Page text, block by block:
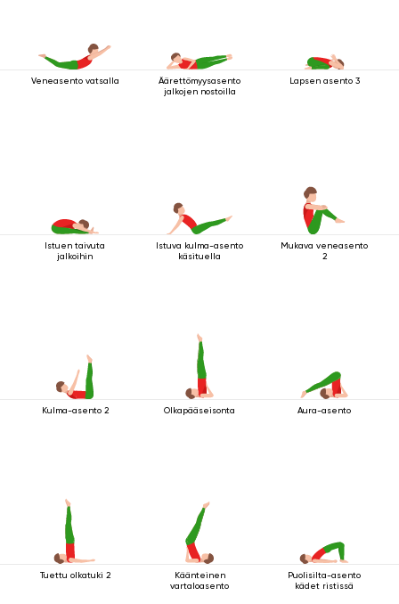
Veneasento vatsalla
Äärettömyysasento
jalkojen nostoilla
Lapsen asento 3
Istuen taivuta
jalkoihin
Istuva kulma-asento
käsituella
Mukava veneasento
2
Kulma-asento 2 Olkapääseisonta Aura-asento
Tuettu olkatuki 2
Käänteinen
vartaloasento
Puolisilta-asento
kädet ristissä